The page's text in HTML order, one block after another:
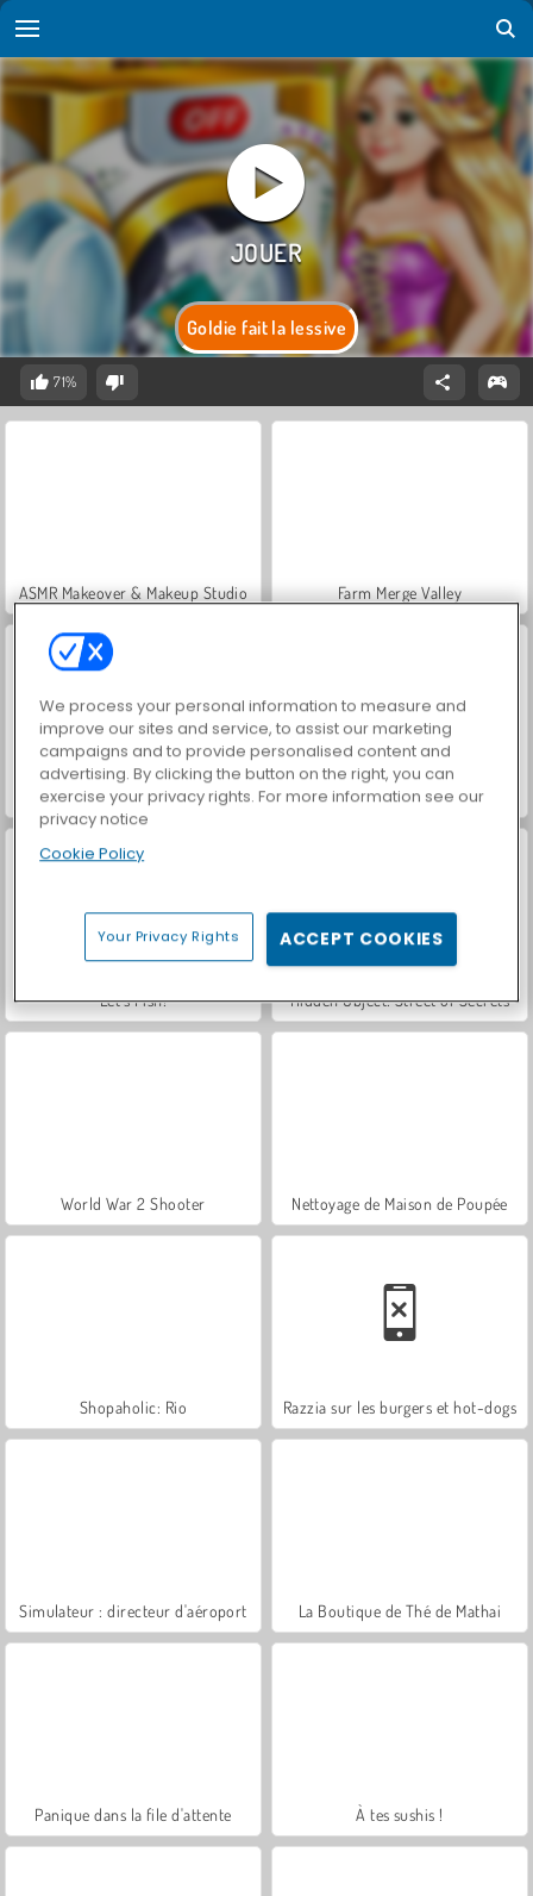
Goldie fait la lessive
71%
ASMR Makeover & Makeup Studio Farm Merge Valley
Car Parking City Duel VegaMix Da Vinci Puzzles
Let's Fish! Hidden Object: Street of Secrets
World War 2 Shooter Nettoyage de Maison de Poupée
Shopaholic: Rio Razzia sur les burgers et hot-dogs
Simulateur : directeur d'aéroport La Boutique de Thé de Mathai
Panique dans la file d'attente À tes sushis !
We process your personal information to measure and
improve our sites and service, to assist our marketing
campaigns and to provide personalised content and
advertising. By clicking the button on the right, you can
exercise your privacy rights. For more information see our
privacy notice
Cookie Policy
Your Privacy Rights ACCEPT COOKIES